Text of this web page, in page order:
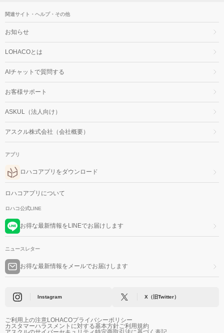
関連サイト・ヘルプ・その他
お知らせ
LOHACOとは
AIチャットで質問する
お客様サポート
ASKUL（法人向け）
アスクル株式会社（会社概要）
アプリ
ロハコアプリをダウンロード
ロハコアプリについて
ロハコ公式LINE
お得な最新情報をLINEでお届けします
ニュースレター
お得な最新情報をメールでお届けします
Instagram X（旧Twitter）
ご利用上の注意LOHACOプライバシーポリシー
カスタマーハラスメントに対する基本方針ご利用規約